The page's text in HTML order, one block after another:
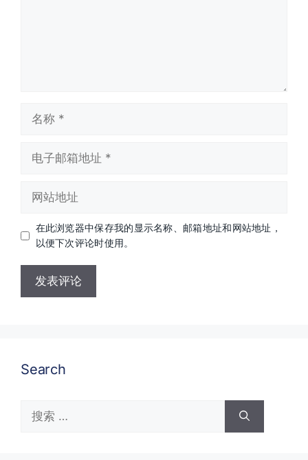
址 在此浏览器中保存我的显示名称、邮箱地址和网站地址，
以便下次评论时使用。
Search
索：